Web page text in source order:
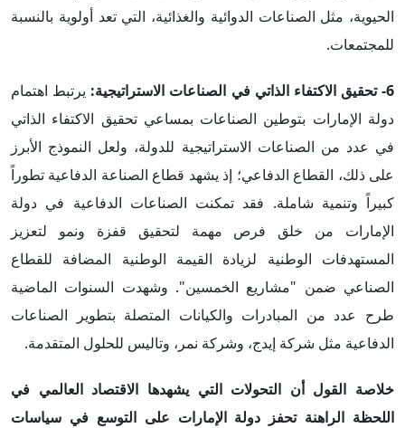
الحيوية، مثل الصناعات الدوائية والغذائية، التي تعد أولوية بالنسبة
للمجتمعات.
6- تحقيق الاكتفاء الذاتي في الصناعات الاستراتيجية:
يرتبط اهتمام
دولة الإمارات بتوطين الصناعات بمساعي تحقيق الاكتفاء الذاتي
في عدد من الصناعات الاستراتيجية للدولة، ولعل النموذج الأبرز
على ذلك، القطاع الدفاعي؛ إذ يشهد قطاع الصناعة الدفاعية تطوراً
كبيراً وتنمية شاملة. فقد تمكنت الصناعات الدفاعية في دولة
الإمارات من خلق فرص مهمة لتحقيق قفزة ونمو لتعزيز
المستهدفات الوطنية لزيادة القيمة الوطنية المضافة للقطاع
الصناعي ضمن "مشاريع الخمسين". وشهدت السنوات الماضية
طرح عدد من المبادرات والكيانات المتصلة بتطوير الصناعات
الدفاعية مثل شركة إيدج، وشركة نمر، وتاليس للحلول المتقدمة.
خلاصة القولأن التحولات التي يشهدها الاقتصاد العالمي في
اللحظة الراهنة تحفز دولة الإمارات على التوسع في سياسات